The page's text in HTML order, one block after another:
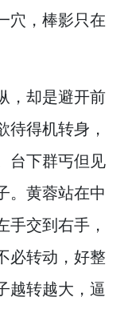
穴， 棒影只在
， 却是避开前
待得机转身，
台下群丐但见
黄蓉站在中
手交到右手，
必转动， 好整
越转越大， 逼